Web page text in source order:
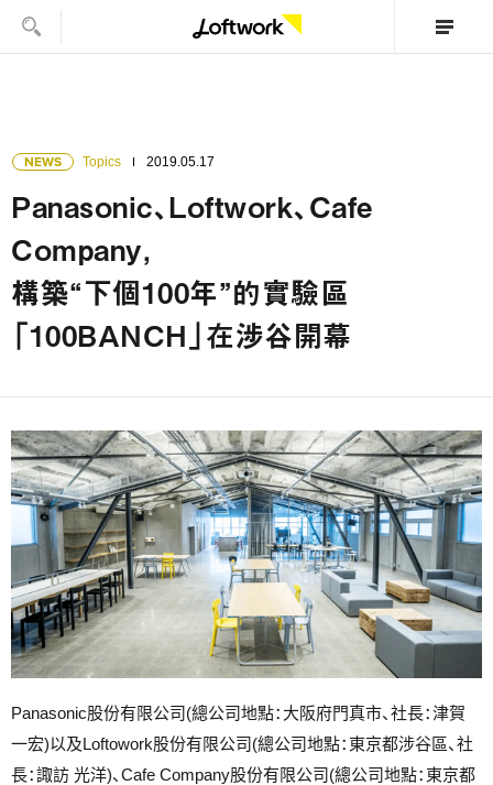
NEWS Topics 2019.05.17
Panasonic、Loftwork、Cafe
Company，
構築“下個100年”的實驗區
「100BANCH」在涉谷開幕
Panasonic股份有限公司(總公司地點：大阪府門真市、社長：津賀
一宏)以及Loftowork股份有限公司(總公司地點：東京都涉谷區、社
長：諏訪 光洋)、Cafe Company股份有限公司(總公司地點：東京都